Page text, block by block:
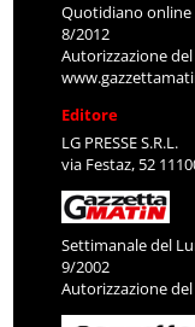
Quotidiano online
8/2012
Autorizzazione
Editore
LG PRESSE S.R.L.
via Festaz, 52
Settimanale del
9/2002
Autorizzazione